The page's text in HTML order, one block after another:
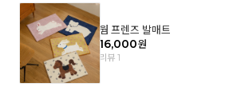
웜 프렌즈 발매트
16,000원
리뷰 1